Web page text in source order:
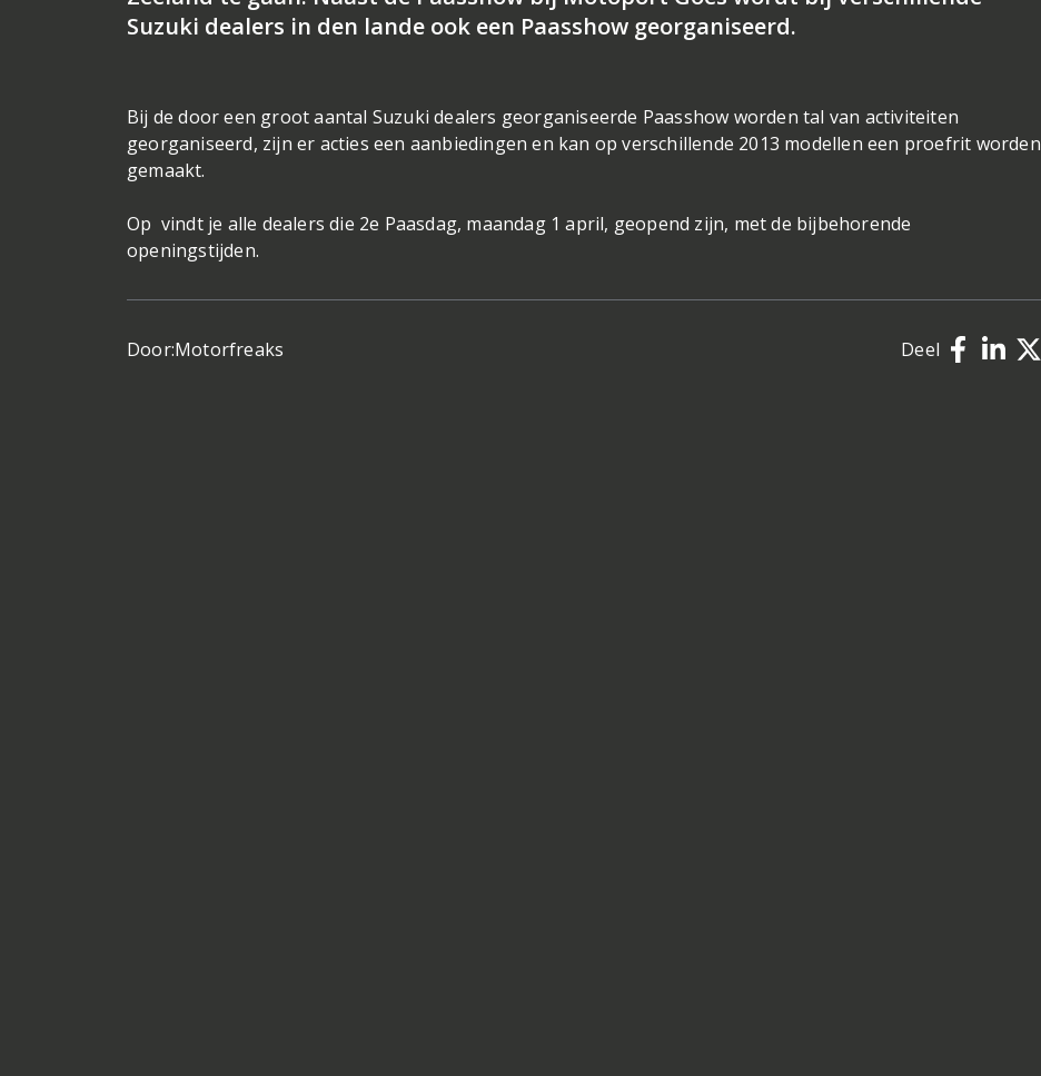
Suzuki dealers in den lande ook een Paasshow georganiseerd.
Bij de door een groot aantal Suzuki dealers georganiseerde Paasshow worden tal van activiteiten
georganiseerd, zijn er acties een aanbiedingen en kan op verschillende 2013 modellen een proefrit worden
gemaakt.
Op vindt je alle dealers die 2e Paasdag, maandag 1 april, geopend zijn, met de bijbehorende
openingstijden.
Door:Motorfreaks Deel